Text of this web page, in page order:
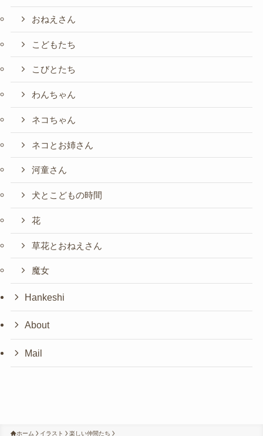
おねえさん
こどもたち
こびとたち
わんちゃん
ネコちゃん
ネコとお姉さん
河童さん
犬とこどもの時間
花
草花とおねえさん
魔女
Hankeshi
About
Mail
ホーム イラスト 楽しい仲間たち